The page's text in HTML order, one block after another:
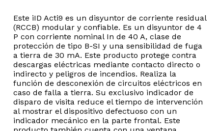
original
era:
$1.452.405,00.
actual
es:
$1.161.924,00.
Este iID Acti9 es un disyuntor de corriente residual
(RCCB) modular y confiable. Es un disyuntor de 4
P con corriente nominal In de 40 A, clase de
protección de tipo B-SI y una sensibilidad de fuga
a tierra de 30 mA. Este producto protege contra
descargas eléctricas mediante contacto directo o
indirecto y peligros de incendios. Realiza la
función de desconexión de circuitos eléctricos en
caso de falla a tierra. Su exclusivo indicador de
disparo de visita reduce el tiempo de intervención
al mostrar el dispositivo defectuoso con un
indicador mecánico en la parte frontal. Este